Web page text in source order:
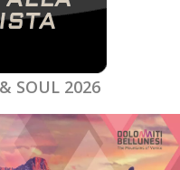
SOUL 2026